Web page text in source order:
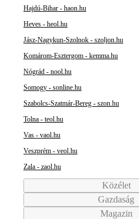
Hajdú-Bihar - haon.hu
Heves - heol.hu
Jász-Nagykun-Szolnok - szoljon.hu
Komárom-Esztergom - kemma.hu
Nógrád - nool.hu
Somogy - sonline.hu
Szabolcs-Szatmár-Bereg - szon.hu
Tolna - teol.hu
Vas - vaol.hu
Veszprém - veol.hu
Zala - zaol.hu
Közélet
Gazdaság
Magazin